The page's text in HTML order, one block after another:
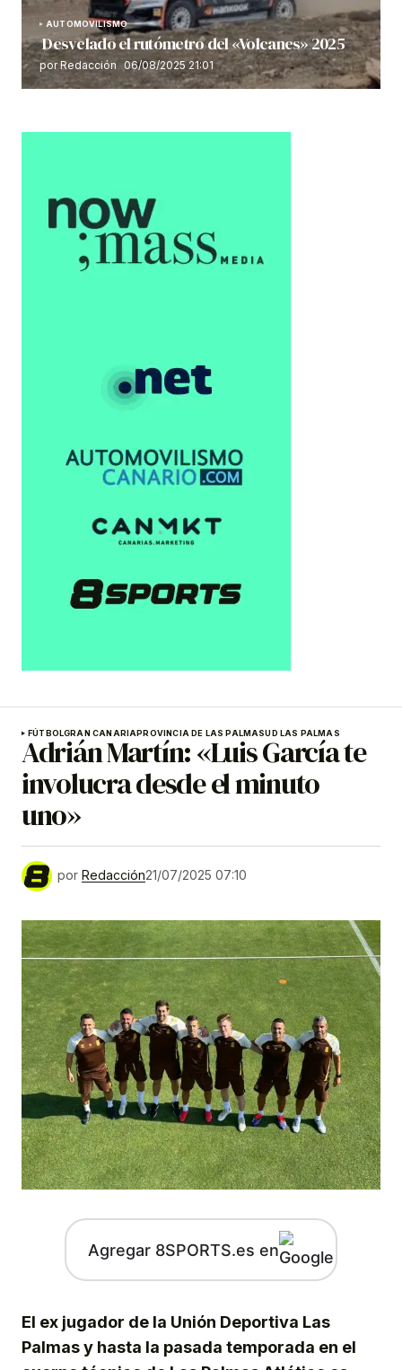
AUTOMOVILISMO
Desvelado el rutómetro del «Volcanes» 2025
por Redacción 06/08/2025 21:01
FÚTBOLGRAN CANARIAPROVINCIA DE LAS PALMASUD LAS PALMAS
Adrián Martín: «Luis García te
involucra desde el minuto
uno»
por Redacción21/07/2025 07:10
Agregar 8SPORTS.es en
El ex jugador de la Unión Deportiva Las
Palmas y hasta la pasada temporada en el